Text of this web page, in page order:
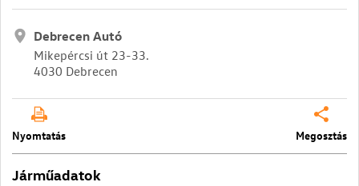
Debrecen Autó
Mikepércsi út 23-33.
4030 Debrecen
Nyomtatás Megosztás
Járműadatok